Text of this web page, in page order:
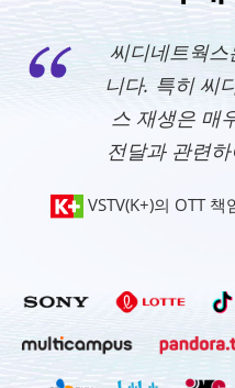
씨디네트웍
니다. 특히 씨
스 재생은 매
전달과 관련
VSTV(K+)의 OTT